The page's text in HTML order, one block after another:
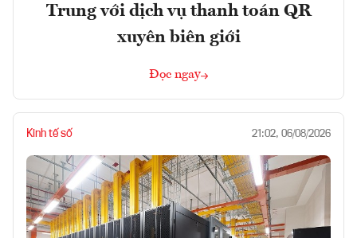
Trung với dịch vụ thanh toán QR
xuyên biên giới
Đọc ngay
Kinh tế số 21:02, 06/08/2026